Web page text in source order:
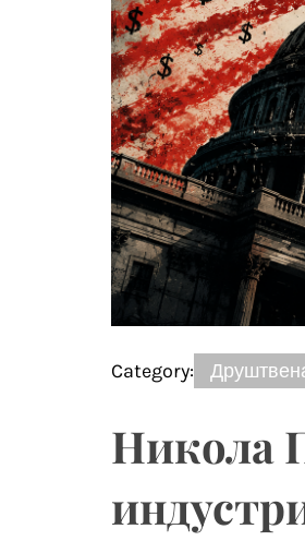
Category:
Никола